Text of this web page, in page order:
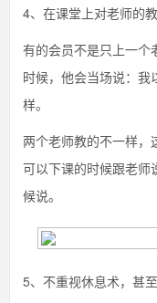
4、在课堂上对老师的
有的会员不是只上一个
时候，他会当场说：
样。
两个老师教的不一样，
可以下课的时候跟老师
候说。
5、不重视休息术，甚